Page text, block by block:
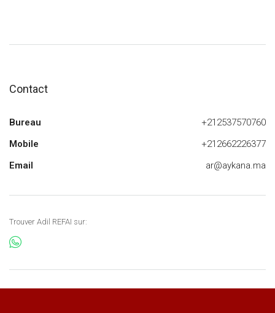
Contact
Bureau
+212537570760
Mobile
+212662226377
Email
ar@aykana.ma
Trouver Adil REFAI sur: